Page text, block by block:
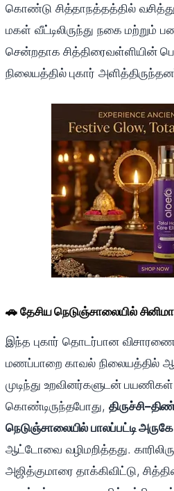
கொண்டு சித்தாநத்தத்தில்
மகள் வீட்டிலிருந்து நகை மற்றும்
சென்றதாக சித்திரைவள்ளியின்
நிலையத்தில் புகார்
🚗 தேசிய நெடுஞ்சாலையில்
இந்த புகார் தொடர்பான
மணப்பாறை காவல் நிலையத்தில்
முடிந்து உறவினர்களுடன்
கொண்டிருந்தபோது,
நெடுஞ்சாலையில் பாலப்பட்டி அருகே
ஆட்டோவை வழிமறித்தது.
அஜித்குமாரை தாக்கிவிட்டு,